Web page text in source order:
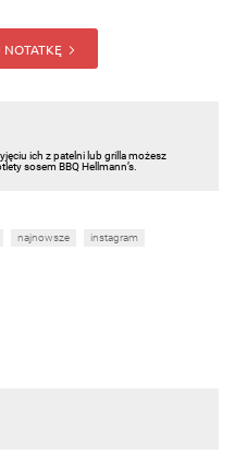
ich z patelni lub grilla możesz
sosem BBQ Hellmann’s.
najnowsze
instagram